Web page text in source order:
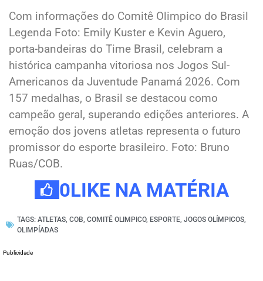
Com informações do Comitê Olimpico do Brasil
Legenda Foto: Emily Kuster e Kevin Aguero,
porta-bandeiras do Time Brasil, celebram a
histórica campanha vitoriosa nos Jogos Sul-
Americanos da Juventude Panamá 2026. Com
157 medalhas, o Brasil se destacou como
campeão geral, superando edições anteriores. A
emoção dos jovens atletas representa o futuro
promissor do esporte brasileiro. Foto: Bruno
Ruas/COB.
0LIKE NA MATÉRIA
TAGS: ATLETAS, COB, COMITÊ OLIMPICO, ESPORTE, JOGOS OLÍMPICOS,
OLIMPÍADAS
Publicidade